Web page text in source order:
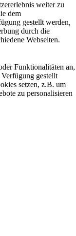
weiter zu
dem
gestellt werden,
durch die
Webseiten.
Funktionalitäten an,
gestellt
setzen, z.B. um
zu personalisieren